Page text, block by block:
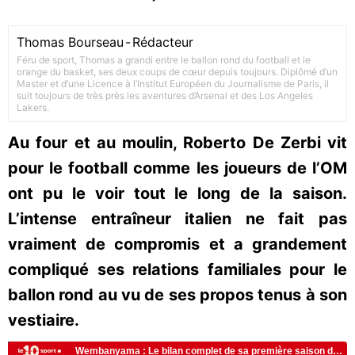
Thomas Bourseau -Rédacteur
Féru de sport, Thomas a grandi entre le ballon rond du football et le
orange du basket, ses deux coups de cœur depuis toujours. Diplômé d’un
Master et d’une Licence à l’Institut Européen du Journalisme de Paris, il
suit toujours de très près les aventures d’Arsenal et des Los Angeles
Lakers.
Au four et au moulin, Roberto De Zerbi vit
pour le football comme les joueurs de l’OM
ont pu le voir tout le long de la saison.
L’intense entraîneur italien ne fait pas
vraiment de compromis et a grandement
compliqué ses relations familiales pour le
ballon rond au vu de ses propos tenus à son
vestiaire.